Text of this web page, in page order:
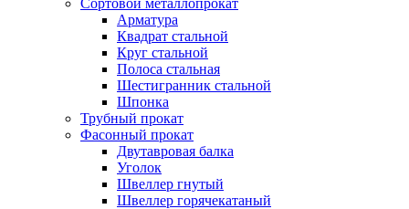
Арматура
Квадрат стальной
Круг стальной
Полоса стальная
Шестигранник стальной
Шпонка
Трубный прокат
Фасонный прокат
Двутавровая балка
Уголок
Швеллер гнутый
Швеллер горячекатаный